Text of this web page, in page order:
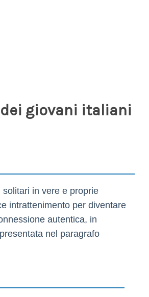
giovani italiani
in vere e proprie
intrattenimento per diventare
autentica, in
nel paragrafo